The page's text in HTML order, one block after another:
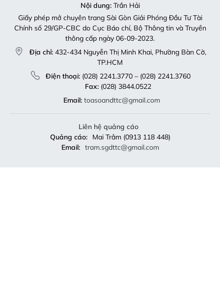
Nội dung:Trần Hải
Giấy phép mở chuyên trang Sài Gòn Giải Phóng Đầu Tư Tài
Chính số 29/GP-CBC do Cục Báo chí, Bộ Thông tin và Truyền
thông cấp ngày 06-09-2023.
Địa chỉ: 432-434 Nguyễn Thị Minh Khai, Phường Bàn Cờ,
TP.HCM
Điện thoại:(028) 2241.3770 – (028) 2241.3760
Fax:(028) 3844.0522
Email: toasoandttc@gmail.com
Liên hệ quảng cáo
Quảng cáo:
Mai Trâm (0913 118 448)
Email: tram.sgdttc@gmail.com